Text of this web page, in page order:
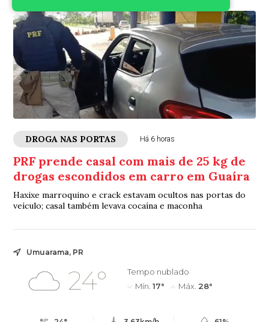
DROGA NAS PORTAS Há 6 horas
PRF prende casal com mais de 25 kg de
drogas escondidos em carro em Guaíra
Haxixe marroquino e crack estavam ocultos nas portas do
veículo; casal também levava cocaína e maconha
Umuarama, PR
24°
Tempo nublado
Mín. 17° Máx. 28°